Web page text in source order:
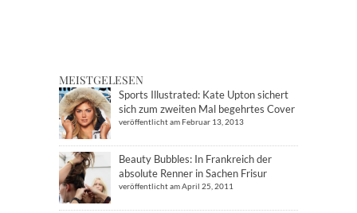
MEISTGELESEN
Sports Illustrated: Kate Upton sichert
sich zum zweiten Mal begehrtes Cover
veröffentlicht am Februar 13, 2013
Beauty Bubbles: In Frankreich der
absolute Renner in Sachen Frisur
veröffentlicht am April 25, 2011